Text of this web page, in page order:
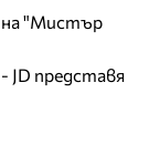
на "Мистър
JD представя